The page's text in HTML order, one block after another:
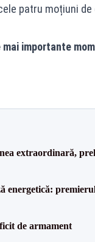
patru moțiuni de
importante
extraordinară,
de armament